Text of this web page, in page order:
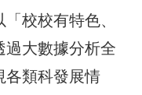
校校有特色、
過大數據分析全
各類科發展情